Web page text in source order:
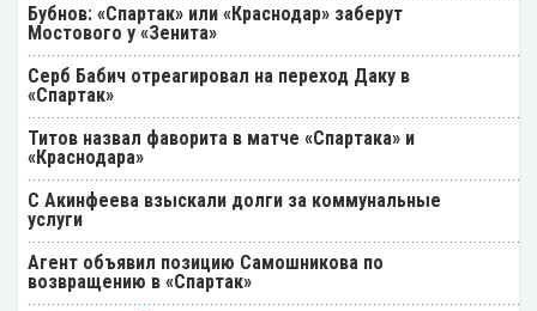
Бубнов: «Спартак» или «Краснодар» заберут
Мостового у «Зенита»
Серб Бабич отреагировал на переход Даку в
«Спартак»
Титов назвал фаворита в матче «Спартака» и
«Краснодара»
С Акинфеева взыскали долги за коммунальные
услуги
Агент объявил позицию Самошникова по
возвращению в «Спартак»